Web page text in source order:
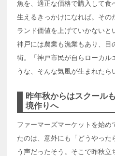
魚を、適正な価格で購入して食
生えるきっかけになれば。その
ランド価値を上げていかないと
神戸には農業も漁業もあり、目
街。「神戸市民が自らローカル
うな、そんな気風が生まれたら
昨年秋からはスクール
境作りへ
ファーマーズマーケットを始
たのは、意外にも「どうやった
う声だったそう。そこで昨秋